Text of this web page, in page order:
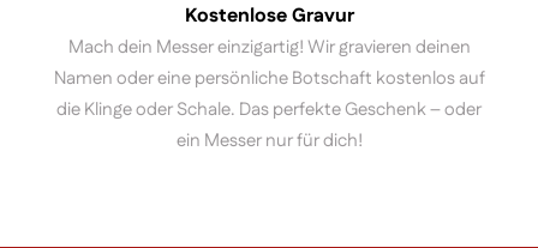
Kostenlose Gravur
Mach dein Messer einzigartig! Wir gravieren deinen
Namen oder eine persönliche Botschaft kostenlos auf
die Klinge oder Schale. Das perfekte Geschenk – oder
ein Messer nur für dich!